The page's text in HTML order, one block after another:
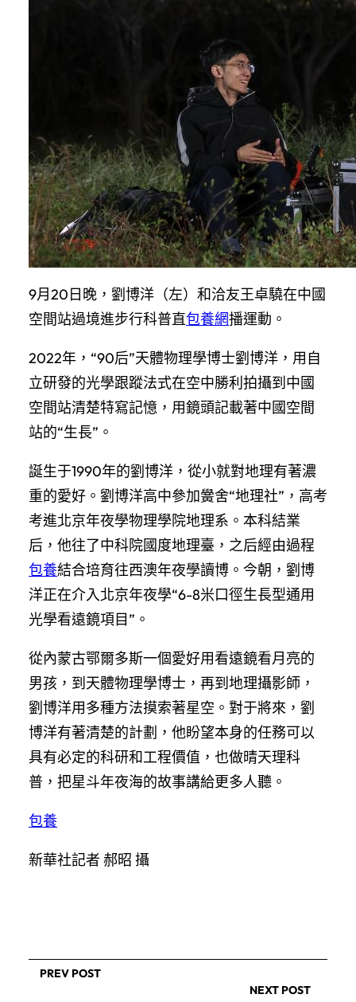
9月20日晚，劉博洋（左）和洽友王卓驍在中國
空間站過境進步行科普直包養網播運動。
2022年，“90后”天體物理學博士劉博洋，用自
立研發的光學跟蹤法式在空中勝利拍攝到中國
空間站清楚特寫記憶，用鏡頭記載著中國空間
站的“生長”。
誕生于1990年的劉博洋，從小就對地理有著濃
重的愛好。劉博洋高中參加黌舍“地理社”，高考
考進北京年夜學物理學院地理系。本科結業
后，他往了中科院國度地理臺，之后經由過程
包養結合培育往西澳年夜學讀博。今朝，劉博
洋正在介入北京年夜學“6-8米口徑生長型通用
光學看遠鏡項目”。
從內蒙古鄂爾多斯一個愛好用看遠鏡看月亮的
男孩，到天體物理學博士，再到地理攝影師，
劉博洋用多種方法摸索著星空。對于將來，劉
博洋有著清楚的計劃，他盼望本身的任務可以
具有必定的科研和工程價值，也做晴天理科
普，把星斗年夜海的故事講給更多人聽。
包養
新華社記者 郝昭 攝
PREV POST
NEXT POST